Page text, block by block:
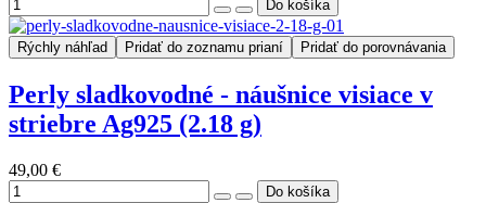
Rýchly náhľad Pridať do zoznamu prianí Pridať do porovnávania
Perly sladkovodné - náušnice visiace v
striebre Ag925 (2.18 g)
49,00 €